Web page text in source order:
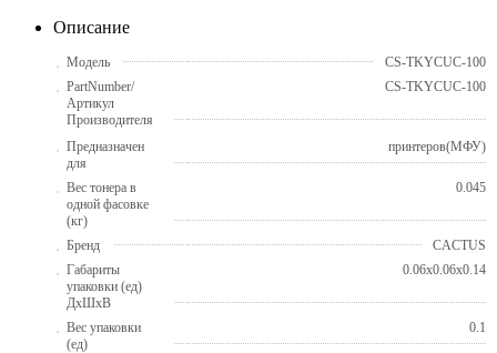
Описание
Модель
CS-TKYCUC-100
PartNumber/
Артикул
Производителя
CS-TKYCUC-100
Предназначен
для
принтеров(МФУ)
Вес тонера в
одной фасовке
(кг)
0.045
Бренд
CACTUS
Габариты
упаковки (ед)
ДхШхВ
0.06x0.06x0.14
Вес упаковки
(ед)
0.1